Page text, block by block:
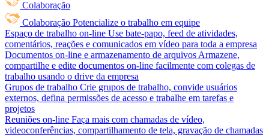
Colaboração
Colaboração Potencialize o trabalho em equipe
Espaço de trabalho on-line Use bate-papo, feed de atividades,
comentários, reações e comunicados em vídeo para toda a empresa
Documentos on-line e armazenamento de arquivos Armazene,
compartilhe e edite documentos on-line facilmente com colegas de
trabalho usando o drive da empresa
Grupos de trabalho Crie grupos de trabalho, convide usuários
externos, defina permissões de acesso e trabalhe em tarefas e
projetos
Reuniões on-line Faça mais com chamadas de vídeo,
videoconferências, compartilhamento de tela, gravação de chamadas